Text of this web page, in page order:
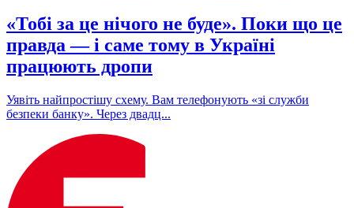
«Тобі за це нічого не буде». Поки що це
правда — і саме тому в Україні
працюють дропи
Уявіть найпростішу схему. Вам телефонують «зі служби
безпеки банку». Через двадц...